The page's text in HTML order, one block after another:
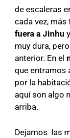
de escaleras
cada vez, más
fuera a Jinhu
muy dura,
anterior. En el
que entramos
por la
aquí son algo
arriba.
Dejamos las